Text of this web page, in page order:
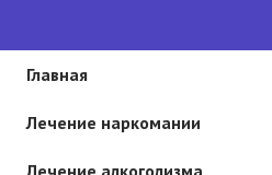
Главная
Лечение наркомании
Лечение алкоголизма